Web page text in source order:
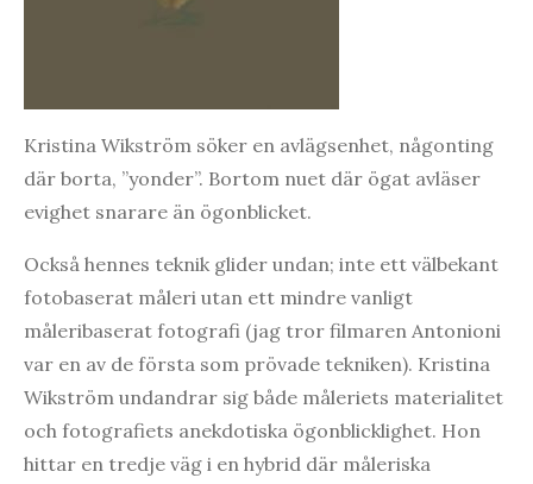
Kristina Wikström söker en avlägsenhet, någonting
där borta, ”yonder”. Bortom nuet där ögat avläser
evighet snarare än ögonblicket.
Också hennes teknik glider undan; inte ett välbekant
fotobaserat måleri utan ett mindre vanligt
måleribaserat fotografi (jag tror filmaren Antonioni
var en av de första som prövade tekniken). Kristina
Wikström undandrar sig både måleriets materialitet
och fotografiets anekdotiska ögonblicklighet. Hon
hittar en tredje väg i en hybrid där måleriska